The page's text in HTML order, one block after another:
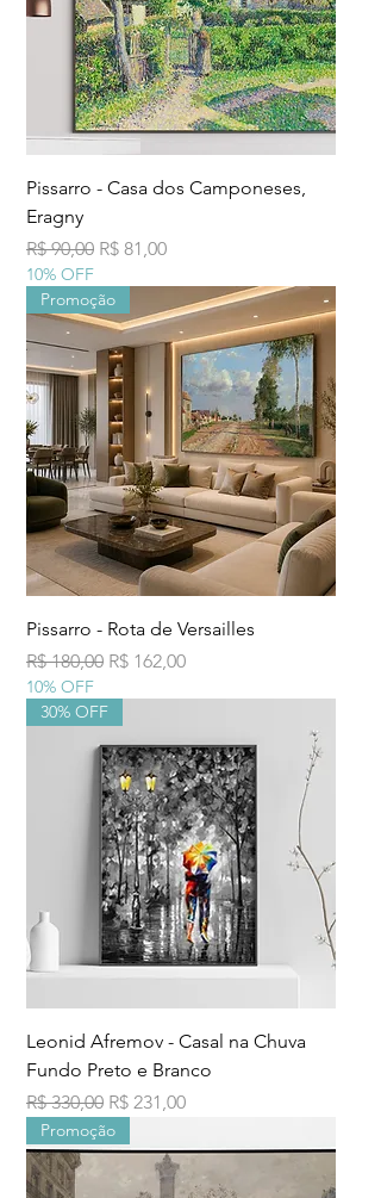
Pissarro - Casa dos Camponeses,
Eragny
Preço normal
R$ 90,00 Preço promocional
R$ 81,00
10% OFF
Promoção
Pissarro - Rota de Versailles
Preço normal
R$ 180,00 Preço promocional
R$ 162,00
10% OFF
30% OFF
Leonid Afremov - Casal na Chuva
Fundo Preto e Branco
Preço normal
R$ 330,00 Preço promocional
R$ 231,00
Promoção